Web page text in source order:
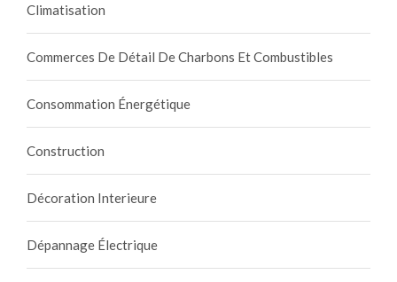
Climatisation
Commerces De Détail De Charbons Et Combustibles
Consommation Énergétique
Construction
Décoration Interieure
Dépannage Électrique